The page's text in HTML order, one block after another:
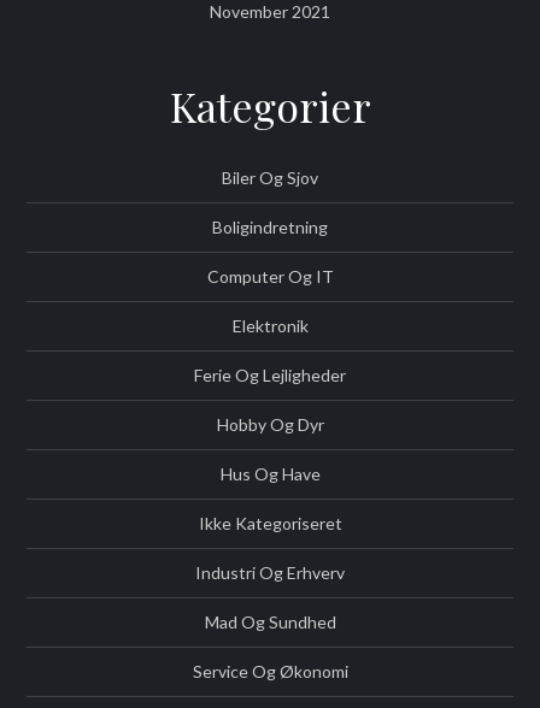
November 2021
Kategorier
Biler Og Sjov
Boligindretning
Computer Og IT
Elektronik
Ferie Og Lejligheder
Hobby Og Dyr
Hus Og Have
Ikke Kategoriseret
Industri Og Erhverv
Mad Og Sundhed
Service Og Økonomi